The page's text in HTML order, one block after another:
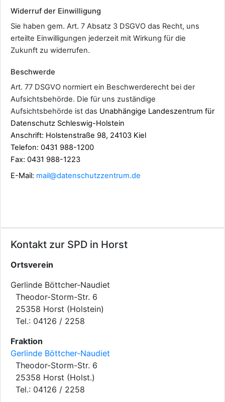
Kontakt zur SPD in Horst
Ortsverein
Gerlinde Böttcher-Naudiet
Theodor-Storm-Str. 6
25358 Horst (Holstein)
Tel.: 04126 / 2258
Fraktion
Gerlinde Böttcher-Naudiet
Theodor-Storm-Str. 6
25358 Horst (Holst.)
Tel.: 04126 / 2258
Widerruf der Einwilligung
Sie haben gem. Art. 7 Absatz 3 DSGVO das Recht, uns
erteilte Einwilligungen jederzeit mit Wirkung für die
Zukunft zu widerrufen.
Beschwerde
Art. 77 DSGVO normiert ein Beschwerderecht bei der
Aufsichtsbehörde. Die für uns zuständige
Aufsichtsbehörde ist das Unabhängige Landeszentrum für
Datenschutz Schleswig-Holstein
Anschrift: Holstenstraße 98, 24103 Kiel
Telefon: 0431 988-1200
Fax: 0431 988-1223
E-Mail: mail@datenschutzzentrum.de